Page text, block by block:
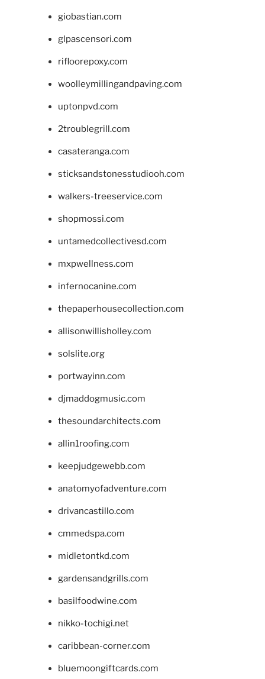
giobastian.com
glpascensori.com
rifloorepoxy.com
woolleymillingandpaving.com
uptonpvd.com
2troublegrill.com
casateranga.com
sticksandstonesstudiooh.com
walkers-treeservice.com
shopmossi.com
untamedcollectivesd.com
mxpwellness.com
infernocanine.com
thepaperhousecollection.com
allisonwillisholley.com
solslite.org
portwayinn.com
djmaddogmusic.com
thesoundarchitects.com
allin1roofing.com
keepjudgewebb.com
anatomyofadventure.com
drivancastillo.com
cmmedspa.com
midletontkd.com
gardensandgrills.com
basilfoodwine.com
nikko-tochigi.net
caribbean-corner.com
bluemoongiftcards.com